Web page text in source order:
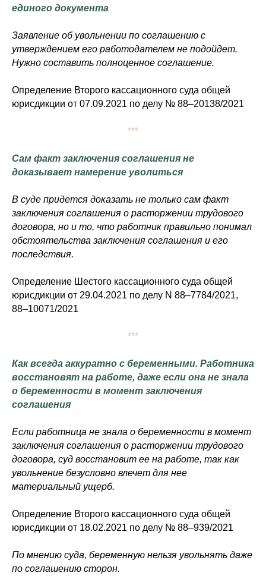
единого документа
Заявление об увольнении по соглашению с
утверждением его работодателем не подойдет.
Нужно составить полноценное соглашение.
Определение Второго кассационного суда общей
юрисдикции от 07.09.2021 по делу № 88–20138/2021
***
Сам факт заключения соглашения не
доказывает намерение уволиться
В суде придется доказать не только сам факт
заключения соглашения о расторжении трудового
договора, но и то, что работник правильно понимал
обстоятельства заключения соглашения и его
последствия.
Определение Шестого кассационного суда общей
юрисдикции от 29.04.2021 по делу N 88–7784/2021,
88–10071/2021
***
Как всегда аккуратно с беременными. Работника
восстановят на работе, даже если она не знала
о беременности в момент заключения
соглашения
Если работница не знала о беременности в момент
заключения соглашения о расторжении трудового
договора, суд восстановит ее на работе, так как
увольнение безусловно влечет для нее
материальный ущерб.
Определение Второго кассационного суда общей
юрисдикции от 18.02.2021 по делу № 88–939/2021
По мнению суда, беременную нельзя увольнять даже
по соглашению сторон.